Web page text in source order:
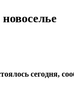
сегодня,